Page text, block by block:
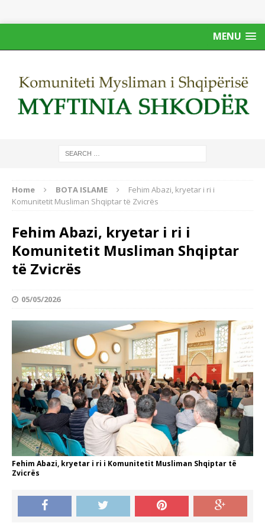
MENU
Home BOTA ISLAME
Fehim Abazi, kryetar i ri i
Komunitetit Musliman Shqiptar të Zvicrës
Fehim Abazi, kryetar i ri i
Komunitetit Musliman Shqiptar
të Zvicrës
05/05/2026
Fehim Abazi, kryetar i ri i Komunitetit Musliman Shqiptar të
Zvicrës